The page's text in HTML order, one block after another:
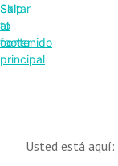
Saltar
al
contenido
principal
Skip
to
footer
Usted está aquí: